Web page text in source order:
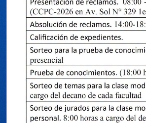
2026-R-UNA
2026-R-UNA
2026-R-UNA